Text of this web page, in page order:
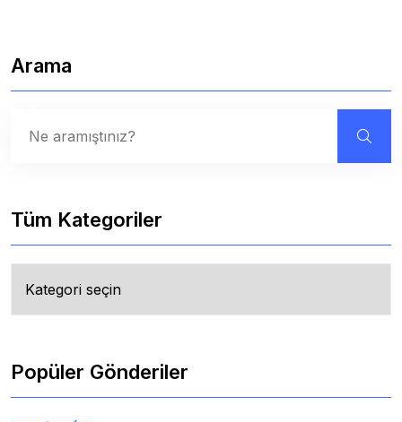
Arama
Tüm Kategoriler
Kategoriler
Popüler Gönderiler